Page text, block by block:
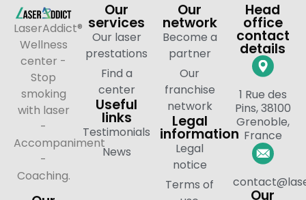
LaserAddict®
Wellness
center -
Stop
smoking
with laser
-
Accompaniment
-
Coaching.
Our
services
Our laser
prestations
Find a
center
Useful
links
Testimonials
News
Our
network
Become a
partner
Our
franchise
network
Legal
information
Legal
notice
Terms of
Head
office
contact
details
1 Rue des
Pins, 38100
Grenoble,
France
Our